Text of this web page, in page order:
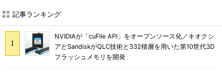
記事ランキング
NVIDIAが「cuFile API」をオープンソース化／キオクシ
アとSandiskがQLC技術と332積層を用いた第10世代3D
フラッシュメモリを開発